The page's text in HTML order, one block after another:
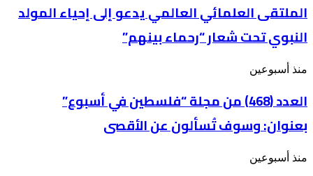
من
يجري
فلسطين
العالمي
يدعو
إلى
إحياء
المولد
النبوي
شعار
بينهم”
الملتقى العلمائي العالمي يدعو إلى إحياء المولد
النبوي تحت شعار “رحماء بينهم”
العدد
من
مجلة
“فلسطين
في
بعنوان: وسوف
منذ أسبوعين
العدد (468) من مجلة “فلسطين في أسبوع”
بعنوان: وسوف تُسألون عن الأقصى
تحذيرات
منذ أسبوعين